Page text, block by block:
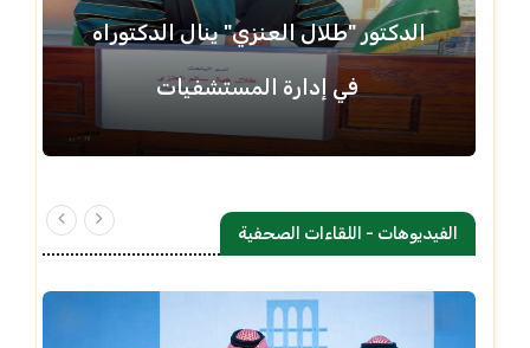
الدكتور "طلال العنزي" ينال الدكتوراه
في إدارة المستشفيات
الفيديوهات - اللقاءات الصحفية